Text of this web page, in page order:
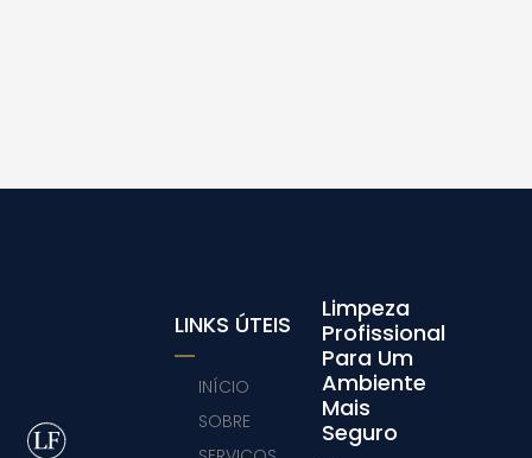
Limpeza
Profissional
Para Um
Ambiente
Mais
Seguro
LINKS ÚTEIS
INÍCIO
SOBRE